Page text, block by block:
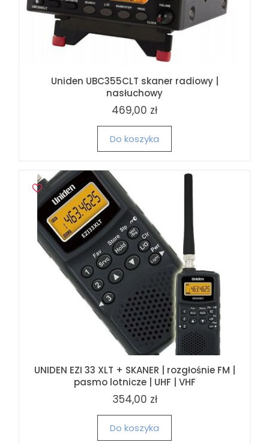
Uniden UBC355CLT skaner radiowy |
nasłuchowy
469,00 zł
Do koszyka
UNIDEN EZI 33 XLT + SKANER | rozgłośnie FM |
pasmo lotnicze | UHF | VHF
354,00 zł
Do koszyka